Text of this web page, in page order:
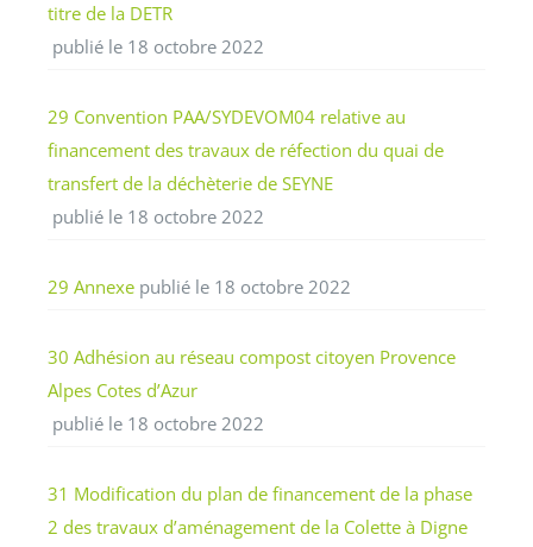
titre de la DETR
publié le 18 octobre 2022
29 Convention PAA/SYDEVOM04 relative au
financement des travaux de réfection du quai de
transfert de la déchèterie de SEYNE
publié le 18 octobre 2022
29 Annexe publié le 18 octobre 2022
30 Adhésion au réseau compost citoyen Provence
Alpes Cotes d’Azur
publié le 18 octobre 2022
31 Modification du plan de financement de la phase
2 des travaux d’aménagement de la Colette à Digne